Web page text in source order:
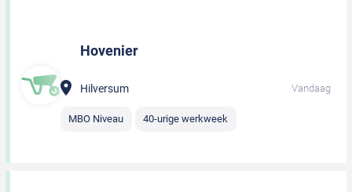
Hovenier
Hilversum Vandaag
MBO Niveau 40-urige werkweek